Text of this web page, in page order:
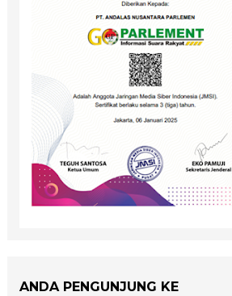
ANDA PENGUNJUNG KE